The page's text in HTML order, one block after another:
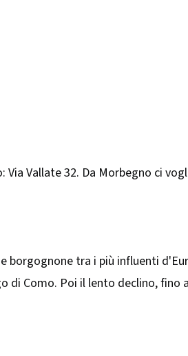
Vallate 32. Da Morbegno ci
borgognone tra i più influenti
Como. Poi il lento declino, fino